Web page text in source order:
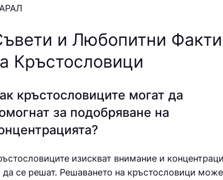
и Любопитни Факти
Кръстословици
кръстословиците могат да
за подобряване на
изискват внимание и
да се решат. Решаването на кръстословици може